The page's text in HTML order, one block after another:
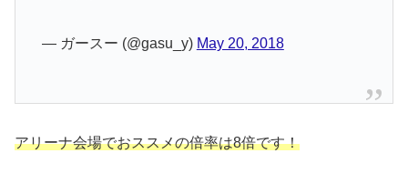
— ガースー (@gasu_y) May 20, 2018
アリーナ会場でおススメの倍率は8倍です！